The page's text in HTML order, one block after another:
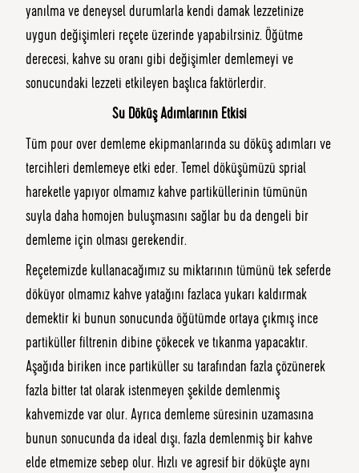
yanılma ve deneysel durumlarla kendi damak lezzetinize
uygun değişimleri reçete üzerinde yapabilrsiniz. Öğütme
derecesi, kahve su oranı gibi değişimler demlemeyi ve
sonucundaki lezzeti etkileyen başlıca faktörlerdir.
Su Döküş Adımlarının Etkisi
Tüm pour over demleme ekipmanlarında su döküş adımları ve
tercihleri demlemeye etki eder. Temel döküşümüzü sprial
hareketle yapıyor olmamız kahve partiküllerinin tümünün
suyla daha homojen buluşmasını sağlar bu da dengeli bir
demleme için olması gerekendir.
Reçetemizde kullanacağımız su miktarının tümünü tek seferde
döküyor olmamız kahve yatağını fazlaca yukarı kaldırmak
demektir ki bunun sonucunda öğütümde ortaya çıkmış ince
partiküller filtrenin dibine çökecek ve tıkanma yapacaktır.
Aşağıda biriken ince partiküller su tarafından fazla çözünerek
fazla bitter tat olarak istenmeyen şekilde demlenmiş
kahvemizde var olur. Ayrıca demleme süresinin uzamasına
bunun sonucunda da ideal dışı, fazla demlenmiş bir kahve
elde etmemize sebep olur. Hızlı ve agresif bir döküşte aynı